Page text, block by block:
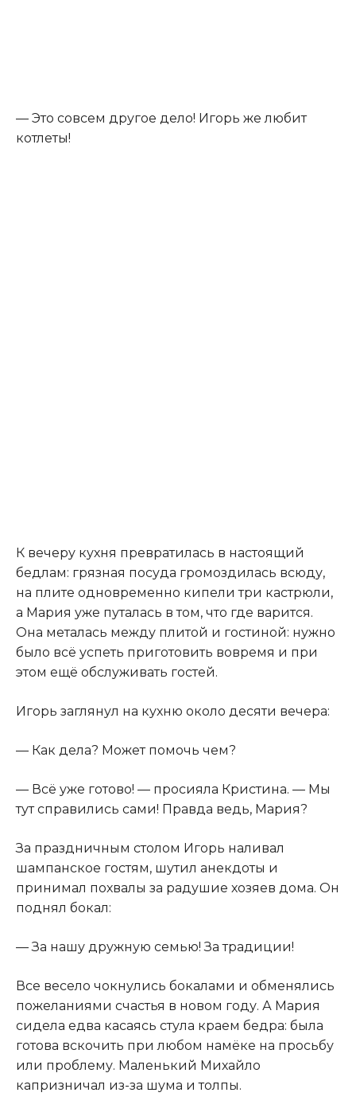
— Это совсем другое дело! Игорь же любит
котлеты!
К вечеру кухня превратилась в настоящий
бедлам: грязная посуда громоздилась всюду,
на плите одновременно кипели три кастрюли,
а Мария уже путалась в том, что где варится.
Она металась между плитой и гостиной: нужно
было всё успеть приготовить вовремя и при
этом ещё обслуживать гостей.
Игорь заглянул на кухню около десяти вечера:
— Как дела? Может помочь чем?
— Всё уже готово! — просияла Кристина. — Мы
тут справились сами! Правда ведь, Мария?
За праздничным столом Игорь наливал
шампанское гостям, шутил анекдоты и
принимал похвалы за радушие хозяев дома. Он
поднял бокал:
— За нашу дружную семью! За традиции!
Все весело чокнулись бокалами и обменялись
пожеланиями счастья в новом году. А Мария
сидела едва касаясь стула краем бедра: была
готова вскочить при любом намёке на просьбу
или проблему. Маленький Михайло
капризничал из-за шума и толпы.